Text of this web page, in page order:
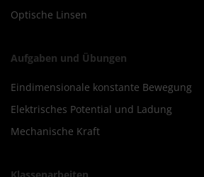
Optische Linsen
Aufgaben und Übungen
Eindimensionale konstante Bewegung
Elektrisches Potential und Ladung
Mechanische Kraft